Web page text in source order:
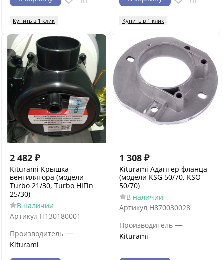
Купить в 1 клик Купить в 1 клик
2 482 ₽
Kiturami Крышка
вентилятора (модели
Turbo 21/30, Turbo HIFin
25/30)
В наличии
Артикул H130180001
Производитель —
Kiturami
1 308 ₽
Kiturami Адаптер фланца
(модели KSG 50/70, KSO
50/70)
В наличии
Артикул H870030028
Производитель —
Kiturami